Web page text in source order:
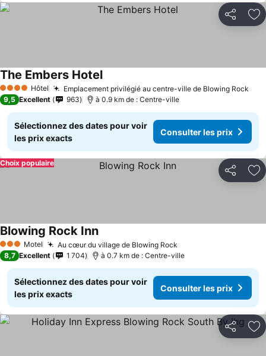
Partager
4 Étoiles Hôtel Emplacement privilégié au centre-ville de Blowing Rock
The Embers HotelConsulter les prix
9,5 Excellent 963 à 0.9 km de : Centre-ville
Sélectionnez des dates pour voir
les prix exacts
Consulter les prix
Partager
Choix populaire
3 ÉtoilesMotel Au cœur du village de Blowing Rock
Blowing Rock InnConsulter les prix
8,7 Excellent 1 704 à 0.7 km de : Centre-ville
Sélectionnez des dates pour voir
les prix exacts
Consulter les prix
Partager